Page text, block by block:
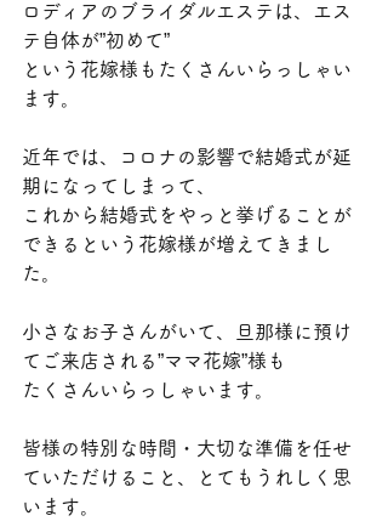
ロディアのブライダルエステは、エス
テ自体が”初めて”
という花嫁様もたくさんいらっしゃい
ます。
近年では、コロナの影響で結婚式が延
期になってしまって、
これから結婚式をやっと挙げることが
できるという花嫁様が増えてきまし
た。
小さなお子さんがいて、旦那様に預け
てご来店される”ママ花嫁”様も
たくさんいらっしゃいます。
皆様の特別な時間・大切な準備を任せ
ていただけること、とてもうれしく思
います。